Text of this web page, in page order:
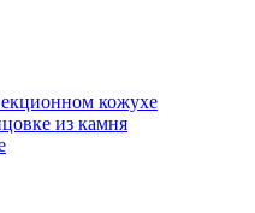
кожухе
из камня